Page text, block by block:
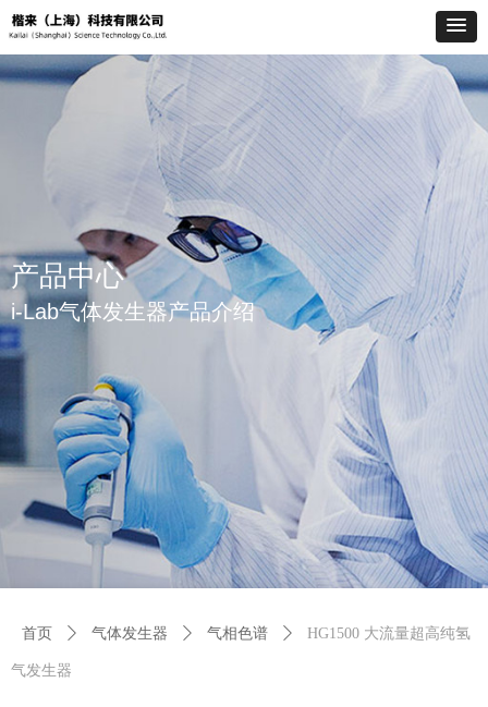
首页 ꄲ 气体发生器 ꄲ 气相色谱 ꄲ HG1500 大流量超高纯氢
气发生器
产品中心
i-Lab气体发生器产品介绍